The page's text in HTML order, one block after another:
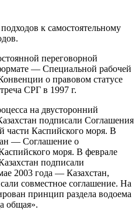
к самостоятельному
переговорной
— Специальной рабочей
о правовом статусе
СРГ в 1997 г.
на двусторонний
подписали Соглашения
части Каспийского моря. В
— Соглашение о
моря. В феврале
подписали
2003 года — Казахстан,
совместное соглашение. На
принцип раздела водоема
общая».